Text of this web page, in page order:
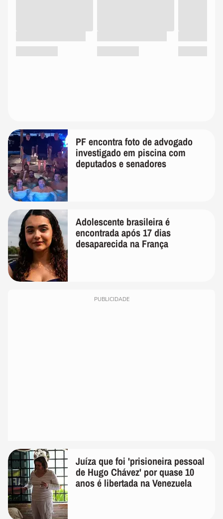
PF encontra foto de advogado
investigado em piscina com
deputados e senadores
Adolescente brasileira é
encontrada após 17 dias
desaparecida na França
PUBLICIDADE
Juíza que foi 'prisioneira pessoal
de Hugo Chávez' por quase 10
anos é libertada na Venezuela